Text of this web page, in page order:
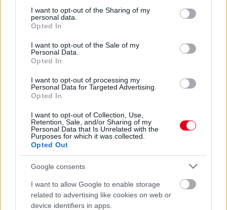
not limited to your visit or usage behaviour. You may click to
grant or deny consent to Google and its third-party tags to
use your data for below specified purposes in below Google
consent section.
I want to opt-out of the Sharing of my
personal data.
Opted In
I want to opt-out of the Sale of my
Personal Data.
Opted In
I want to opt-out of processing my
Personal Data for Targeted Advertising.
Opted In
I want to opt-out of Collection, Use,
Retention, Sale, and/or Sharing of my
Personal Data that Is Unrelated with the
Purposes for which it was collected.
Opted Out
Google consents
I want to allow Google to enable storage
related to advertising like cookies on web or
device identifiers in apps.
A Pramac Ducati franciája az FP2 legvégén tört az élre,
megelőzve Jack Millert és Fabio Quartararót. Jól muzsikált a
a hatodik, a vb-éllovas Aleix Espargaro tízen kívül.
részletek
előző hírek
Hallgasd meg a Formula Podcast
legfrissebb adását!
Kövess minket a Facebookon